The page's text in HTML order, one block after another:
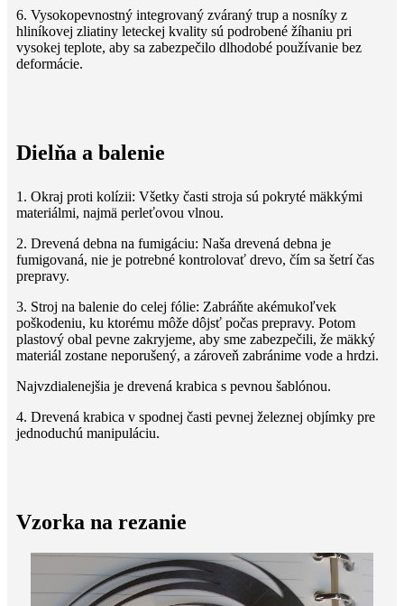
6. Vysokopevnostný integrovaný zváraný trup a nosníky z
hliníkovej zliatiny leteckej kvality sú podrobené žíhaniu pri
vysokej teplote, aby sa zabezpečilo dlhodobé používanie bez
deformácie.
Dielňa a balenie
1. Okraj proti kolízii: Všetky časti stroja sú pokryté mäkkými
materiálmi, najmä perleťovou vlnou.
2. Drevená debna na fumigáciu: Naša drevená debna je
fumigovaná, nie je potrebné kontrolovať drevo, čím sa šetrí čas
prepravy.
3. Stroj na balenie do celej fólie: Zabráňte akémukoľvek
poškodeniu, ku ktorému môže dôjsť počas prepravy. Potom
plastový obal pevne zakryjeme, aby sme zabezpečili, že mäkký
materiál zostane neporušený, a zároveň zabránime vode a hrdzi.
Najvzdialenejšia je drevená krabica s pevnou šablónou.
4. Drevená krabica v spodnej časti pevnej železnej objímky pre
jednoduchú manipuláciu.
Vzorka na rezanie